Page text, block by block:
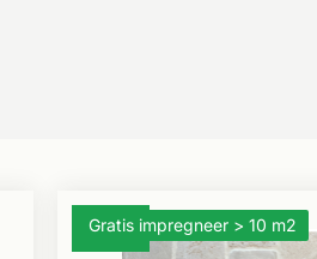
Gratis impregneer > 10 m2
- 12%